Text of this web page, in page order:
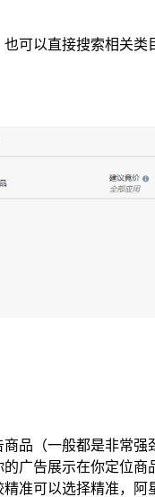
可以直接搜索相关类
（一般都是非常强
广告展示在你定位
准可以选择精准，阿